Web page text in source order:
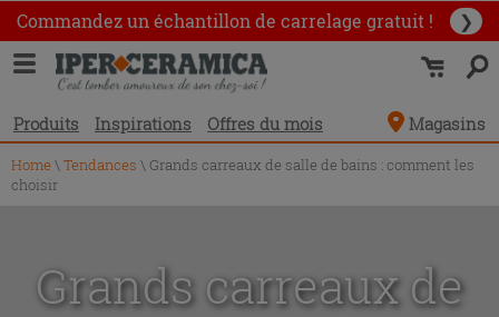
Commandez un échantillon de carrelage gratuit ! ❯
Produits Inspirations Offres du mois Magasins
Home\ Tendances \ Grands carreaux de salle de bains : comment les
choisir
Grands carreaux de